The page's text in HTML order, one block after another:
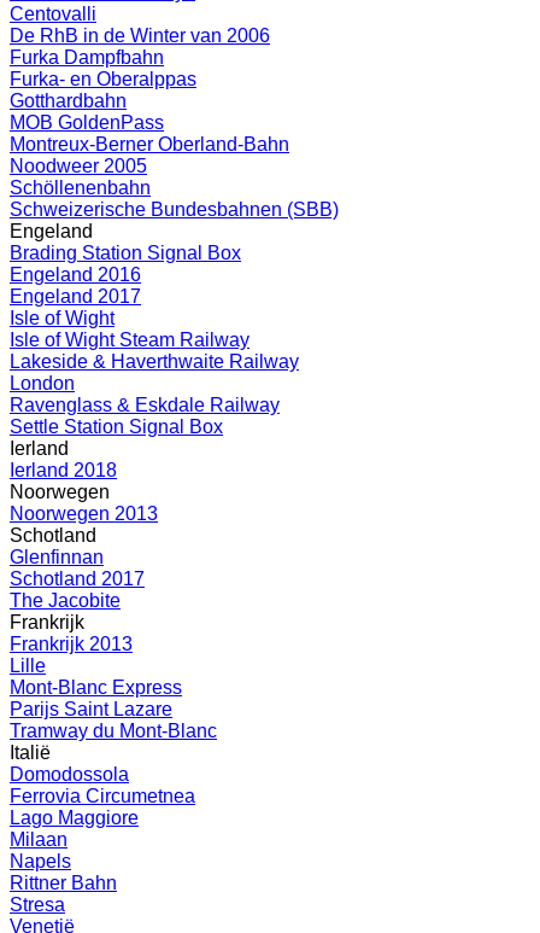
Centovalli
De RhB in de Winter van 2006
Furka Dampfbahn
Furka- en Oberalppas
Gotthardbahn
MOB GoldenPass
Montreux-Berner Oberland-Bahn
Noodweer 2005
Schöllenenbahn
Schweizerische Bundesbahnen (SBB)
Engeland
Brading Station Signal Box
Engeland 2016
Engeland 2017
Isle of Wight
Isle of Wight Steam Railway
Lakeside & Haverthwaite Railway
London
Ravenglass & Eskdale Railway
Settle Station Signal Box
Ierland
Ierland 2018
Noorwegen
Noorwegen 2013
Schotland
Glenfinnan
Schotland 2017
The Jacobite
Frankrijk
Frankrijk 2013
Lille
Mont-Blanc Express
Parijs Saint Lazare
Tramway du Mont-Blanc
Italië
Domodossola
Ferrovia Circumetnea
Lago Maggiore
Milaan
Napels
Rittner Bahn
Stresa
Venetië